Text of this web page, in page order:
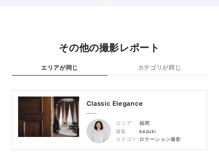
その他の撮影レポート
エリアが同じ カテゴリが同じ
Classic Elegance
エリア
福岡
撮影
kazuki
カテゴリ
ロケーション撮影